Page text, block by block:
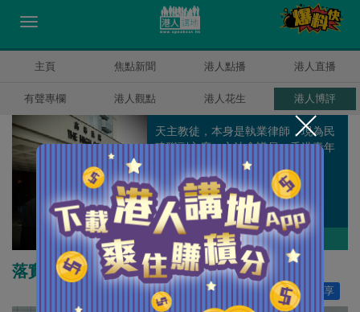
主頁 焦點新聞 港人點播 港人直播
有聲專欄 港人觀點 港人花生 港人博評
周浩鼎
天主教徒，本身是執業律師，現為民
建聯副主席、立法會議員、香港青年
時事評論員協會主席。
作者其他博評
落實司法改革挽信心
分享
532